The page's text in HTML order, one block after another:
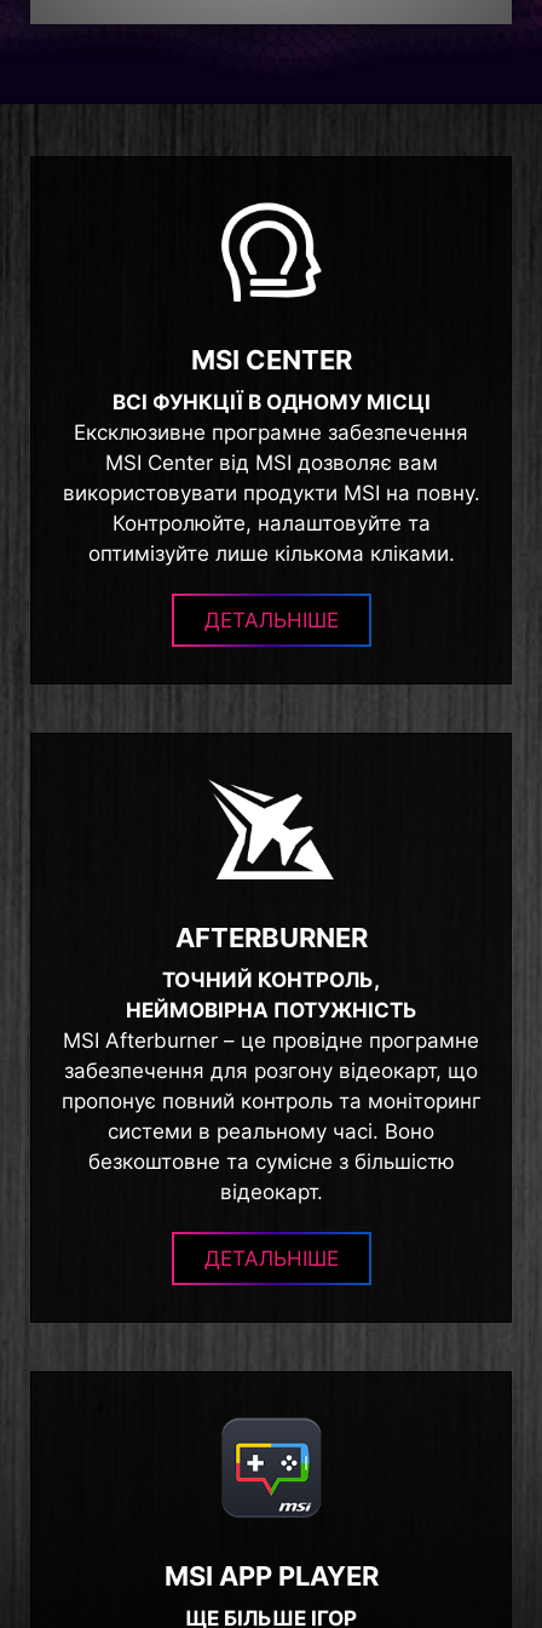
MSI CENTER
ВСІ ФУНКЦІЇ В ОДНОМУ МІСЦІ
Ексклюзивне програмне забезпечення
MSI Center від MSI дозволяє вам
використовувати продукти MSI на повну.
Контролюйте, налаштовуйте та
оптимізуйте лише кількома кліками.
ДЕТАЛЬНІШЕ
AFTERBURNER
ТОЧНИЙ КОНТРОЛЬ,
НЕЙМОВІРНА ПОТУЖНІСТЬ
MSI Afterburner – це провідне програмне
забезпечення для розгону відеокарт, що
пропонує повний контроль та моніторинг
системи в реальному часі. Воно
безкоштовне та сумісне з більшістю
відеокарт.
ДЕТАЛЬНІШЕ
MSI APP PLAYER
ЩЕ БІЛЬШЕ ІГОР